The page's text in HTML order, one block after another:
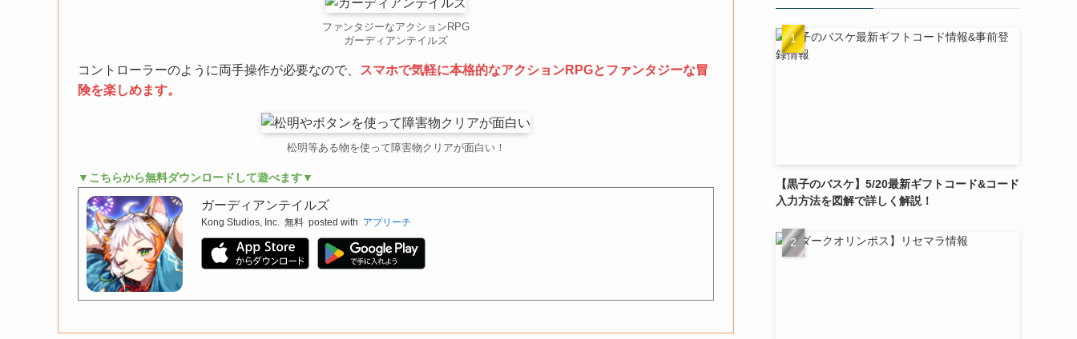
ファンタジーなアクションRPG
ガーディアンテイルズ
コントローラーのように両手操作が必要なので、
スマホで気軽に本格的なアクションRPGとファンタジーな冒
険を楽しめます。
松明等ある物を使って障害物クリアが面白い！
▼こちらから無料ダウンロードして遊べます▼
ガーディアンテイルズ
Kong Studios, Inc. 無料 posted with アプリーチ
【黒子のバスケ】5/20最新ギフトコード&コード
入力方法を図解で詳しく解説！